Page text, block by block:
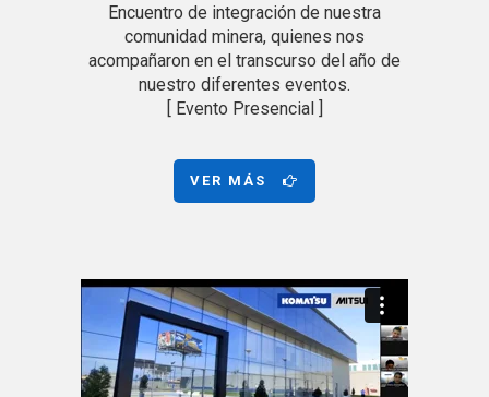
Encuentro de integración de nuestra
comunidad minera, quienes nos
acompañaron en el transcurso del año de
nuestro diferentes eventos.
[ Evento Presencial ]
VER MÁS